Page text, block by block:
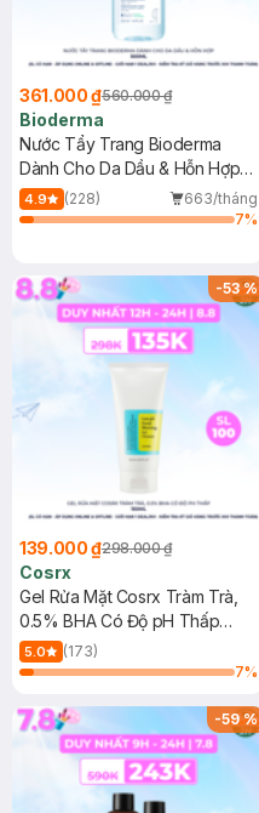
361.000 ₫560.000 ₫
Bioderma
Nước Tẩy Trang Bioderma
Dành Cho Da Dầu & Hỗn Hợp
500ml
4.9 (228)
663/tháng
7%
-53%
139.000 ₫298.000 ₫
Cosrx
Gel Rửa Mặt Cosrx Tràm Trà,
0.5% BHA Có Độ pH Thấp
150ml
5.0
(173)
7%
-59%